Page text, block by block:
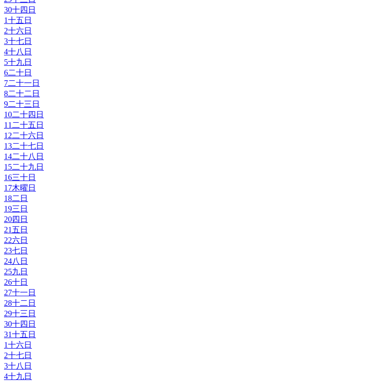
30十四日
1十五日
2十六日
3十七日
4十八日
5十九日
6二十日
7二十一日
8二十二日
9二十三日
10二十四日
11 二十五日
12二十六日
13二十七日
14二十八日
15二十九日
16三十日
17木曜日
18二日
19三日
20四日
21 五日
22六日
23七日
24八日
25九日
26十日
27十一日
28十二日
29十三日
30十四日
31十五日
1十六日
2十七日
3十八日
4十九日